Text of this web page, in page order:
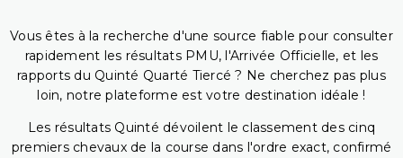
Vous êtes à la recherche d'une source fiable pour consulter
rapidement les résultats PMU, l'Arrivée Officielle, et les
rapports du Quinté Quarté Tiercé ? Ne cherchez pas plus
loin, notre plateforme est votre destination idéale !
Les résultats Quinté dévoilent le classement des cinq
premiers chevaux de la course dans l'ordre exact, confirmé